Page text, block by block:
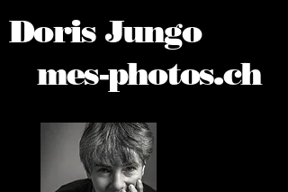
Doris Jungo
mes-photos.ch